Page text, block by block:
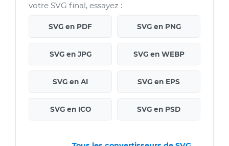
votre SVG final, essayez :
SVG en PDF SVG en PNG
SVG en JPG SVG en WEBP
SVG en AI SVG en EPS
SVG en ICO SVG en PSD